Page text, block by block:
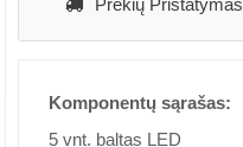
Prekių Pristatymas
Komponentų sąrašas:
5 vnt. baltas LED